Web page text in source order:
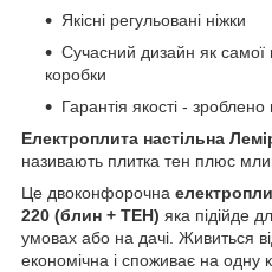
Якісні регульовані ніжки
Сучасний дизайн як самої
коробки
Гарантія якості - зроблено
Електроплита настільна
називають плитка тен плюс
Це двоконфорочна
220 (блин + ТЕН) яка підійде
умовах або на дачі. Живиться
економічна і споживає на